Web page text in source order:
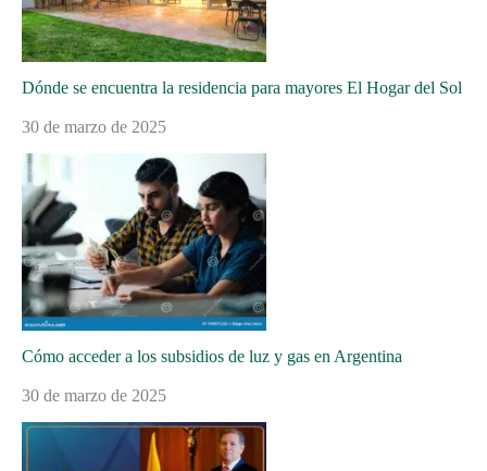
Dónde se encuentra la residencia para mayores El Hogar del Sol
30 de marzo de 2025
Cómo acceder a los subsidios de luz y gas en Argentina
30 de marzo de 2025